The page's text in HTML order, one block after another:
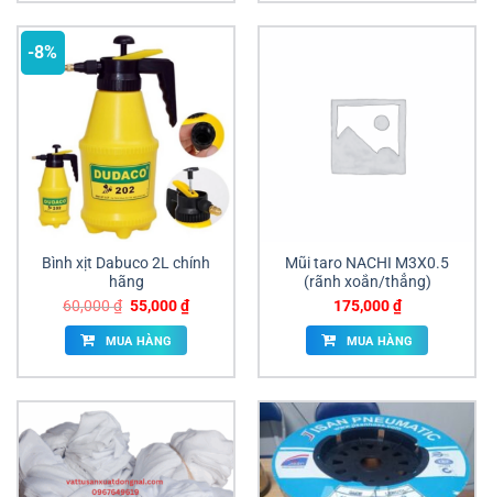
-8%
Bình xịt Dabuco 2L chính
hãng
60,000₫ Giá
gốc
là:
60,000 ₫.
55,000₫Giá
hiện
MUA HÀNG
Mũi taro NACHI M3X0.5
(rãnh xoắn/thẳng)
175,000₫
MUA HÀNG